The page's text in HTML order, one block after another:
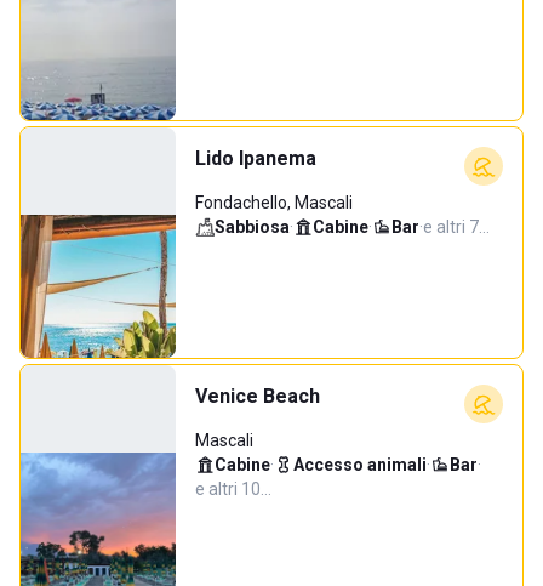
Lido Ipanema
Fondachello, Mascali
Sabbiosa· Cabine· Bar·e altri 7…
Venice Beach
Mascali
Cabine· Accesso animali· Bar·
e altri 10…